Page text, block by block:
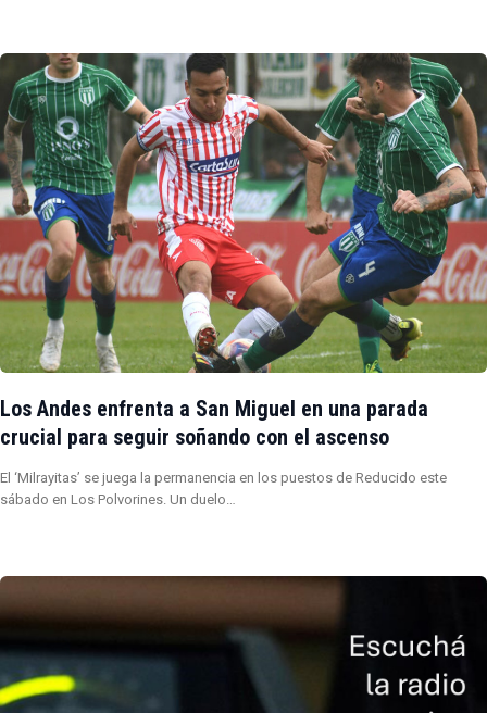
Los Andes enfrenta a San Miguel en una parada
crucial para seguir soñando con el ascenso
El ‘Milrayitas’ se juega la permanencia en los puestos de Reducido este
sábado en Los Polvorines. Un duelo…